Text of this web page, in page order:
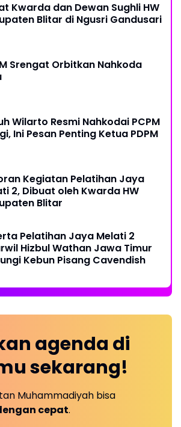
Kwarda dan Dewan Sughli HW
Blitar di Ngusri Gandusari
Srengat Orbitkan Nahkoda
Wilarto Resmi Nahkodai PCPM
Ini Pesan Penting Ketua PDPM
Kegiatan Pelatihan Jaya
2, Dibuat oleh Kwarda HW
Blitar
Pelatihan Jaya Melati 2
Hizbul Wathan Jawa Timur
Kebun Pisang Cavendish
agenda di
sekarang!
Muhammadiyah bisa
cepat.